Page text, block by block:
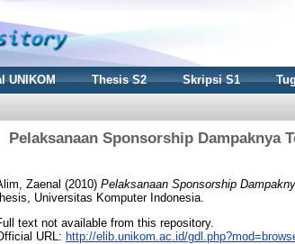
UNIKOM Thesis S2 Skripsi S1
Pelaksanaan Sponsorship Dampaknya
Zaenal (2010) Pelaksanaan Sponsorship
Universitas Komputer Indonesia.
text not available from this repository.
URL: http://elib.unikom.ac.id/